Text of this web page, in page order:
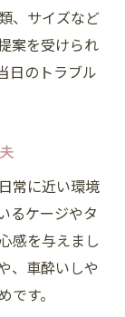
イント
ガイド
策の基本
ニュアル
利な備品紹
事項解説
ント解説
備工程
、サイズなど
案を受けられ
日のトラブル
常に近い環境
るケージやタ
感を与えまし
、車酔いしや
す。